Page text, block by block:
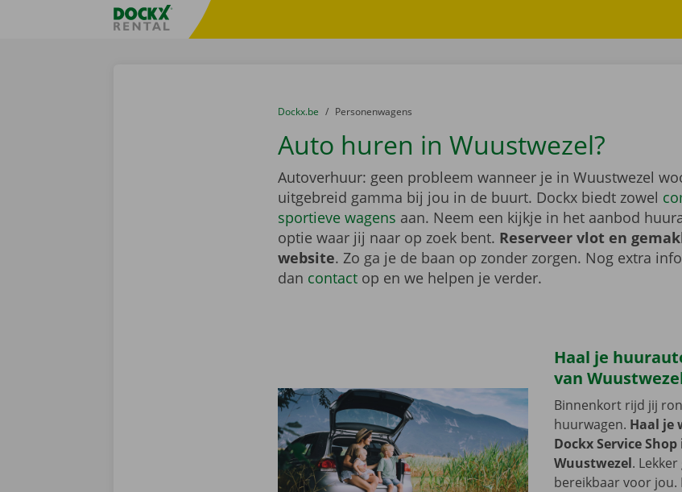
Taalselectie overslaanFratello DEMO
U bevindt zich hier:
van
Dockx.be naar
Personenwagens
Auto huren in Wuustwezel?
Autoverhuur: geen probleem wanneer je in Wuustwezel
uitgebreid gamma bij jou in de buurt. Dockx biedt zowel
sportieve wagens aan. Neem een kijkje in het aanbod
optie waar jij naar op zoek bent. Reserveer vlot en
website. Zo ga je de baan op zonder zorgen. Nog extra
dan contactop en we helpen je verder.
Haal je
van
Binnenkort rijd jij
huurwagen. Haal je
Dockx Service
Wuustwezel.
bereikbaar voor jou.